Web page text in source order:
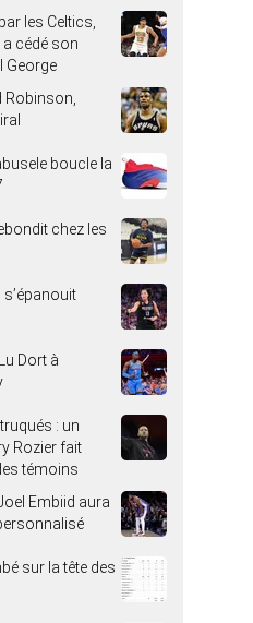
les Celtics,
a cédé son
George
Robinson,
boucle la
chez les
Dort à
: un
Rozier fait
témoins
Embiid aura
sur la tête des